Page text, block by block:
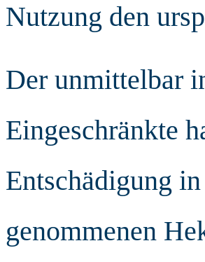
Nutzung den
Der unmittelbar
Eingeschränkte
Entschädigung
genommenen